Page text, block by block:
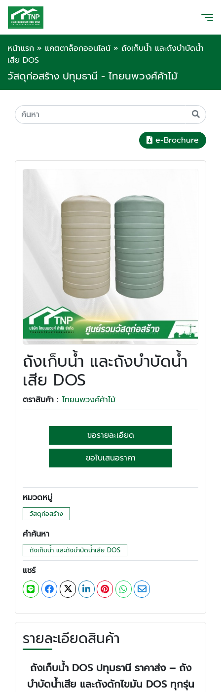
หน้าแรก » แคตตาล็อกออนไลน์ » ถังเก็บน้ำ และถังบำบัดน้ำ
เสีย DOS
วัสดุก่อสร้าง ปทุมธานี - ไทยนพวงศ์ค้าไม้
e-Brochure
ถังเก็บน้ำ และถังบำบัดน้ำ
เสีย DOS
ตราสินค้า : ไทยนพวงศ์ค้าไม้
ขอรายละเอียด
ขอใบเสนอราคา
หมวดหมู่
วัสดุก่อสร้าง
คำค้นหา
ถังเก็บน้ำ และถังบำบัดน้ำเสีย DOS
แชร์
รายละเอียดสินค้า
ถังเก็บน้ำ DOS ปทุมธานี ราคาส่ง – ถัง
บำบัดน้ำเสีย และถังดักไขมัน DOS ทุกรุ่น